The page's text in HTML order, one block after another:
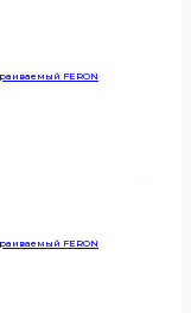
FERON
FERON